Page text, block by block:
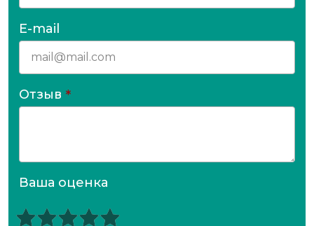
E-mail
Отзыв *
Ваша оценка